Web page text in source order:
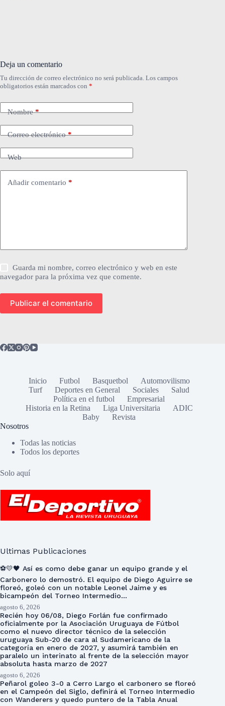
Deja un comentario
Tu dirección de correo electrónico no será publicada. Los campos
obligatorios están marcados con *
Nombre*
Correo electrónico*
Web
Añadir comentario *
Guarda mi nombre, correo electrónico y web en este
navegador para la próxima vez que comente.
Publicar el comentario
Inicio Futbol Basquetbol
Automovilismo
Turf
Deportes en General Sociales
Salud
Política en el futbol
Empresarial
Historia en la Retina
Liga Universitaria
ADIC
Baby
Revista
Nosotros
Todas las noticias
Todos los deportes
Solo aquí
Ultimas Publicaciones
⚽💛🖤 Así es como debe ganar un equipo grande y el
Carbonero lo demostró. El equipo de Diego Aguirre se
floreó, goleó con un notable Leonel Jaime y es
bicampeón del Torneo Intermedio…
agosto 6, 2026
Recién hoy 06/08, Diego Forlán fue confirmado
oficialmente por la Asociación Uruguaya de Fútbol
como el nuevo director técnico de la selección
uruguaya Sub-20 de cara al Sudamericano de la
categoría en enero de 2027, y asumirá también en
paralelo un interinato al frente de la selección mayor
absoluta hasta marzo de 2027
agosto 6, 2026
Peñarol goleo 3-0 a Cerro Largo el carbonero se floreó
en el Campeón del Siglo, definirá el Torneo Intermedio
con Wanderers y quedo puntero de la Tabla Anual